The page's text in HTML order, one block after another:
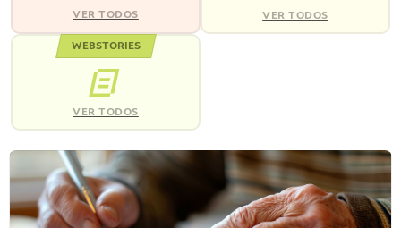
VER TODOS VER TODOS
WEBSTORIES
VER TODOS